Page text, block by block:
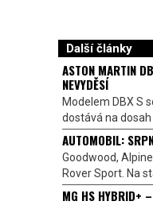
Další články
ASTON MARTIN
NEVYDĚSÍ
Modelem DBX S
dostává na dosah
AUTOMOBIL:
Goodwood,
Rover Sport. Na
MG HS HYBRID+